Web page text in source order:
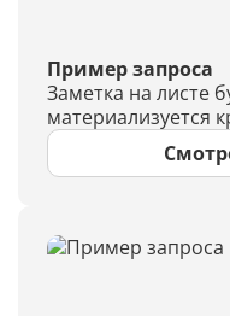
Пример запроса
Заметка на листе
материализуется